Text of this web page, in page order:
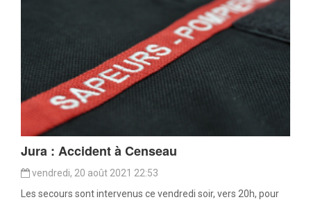
Jura : Accident à Censeau
vendredi, 20 août 2021 22:53
Les secours sont intervenus ce vendredi soir, vers 20h, pour